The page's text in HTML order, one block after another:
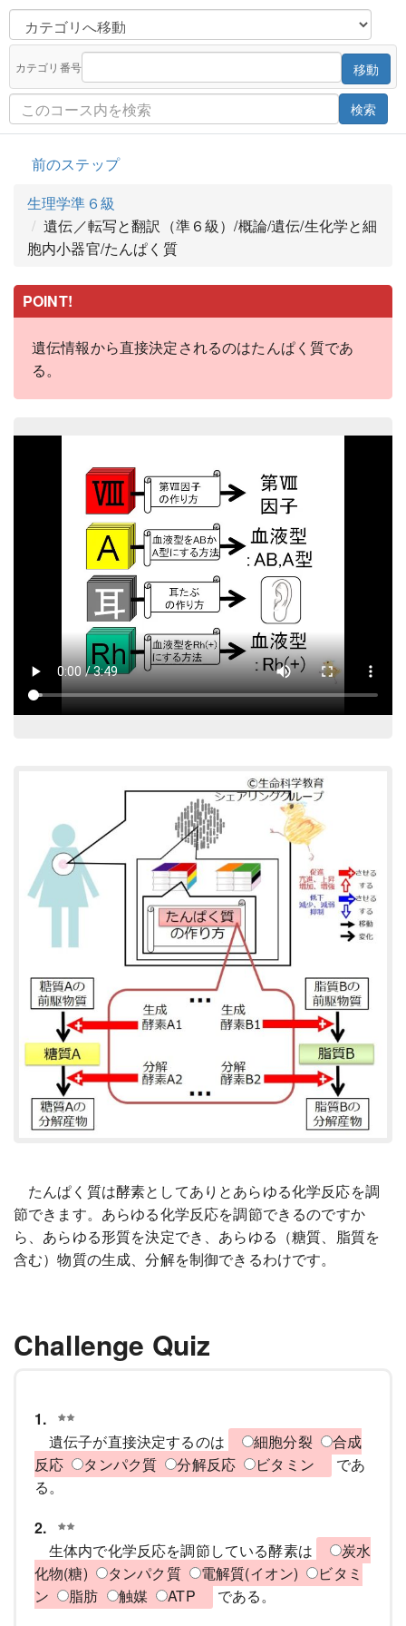
カテゴリ番号 移動
検索
前のステップ
生理学準６級
遺伝／転写と翻訳（準６級）/概論/遺伝/生化学と細
胞内小器官/たんぱく質
POINT!
遺伝情報から直接決定されるのはたんぱく質であ
る。
たんぱく質は酵素としてありとあらゆる化学反応を調
節できます。あらゆる化学反応を調節できるのですか
ら、あらゆる形質を決定でき、あらゆる（糖質、脂質を
含む）物質の生成、分解を制御できるわけです。
Challenge Quiz
1.
遺伝子が直接決定するのは
細胞分裂
合成
反応
タンパク質 分解反応 ビタミン
であ
る。
2.
生体内で化学反応を調節している酵素は
炭水
化物(糖)
タンパク質 電解質(イオン)
ビタミ
ン
脂肪 触媒 ATP である。